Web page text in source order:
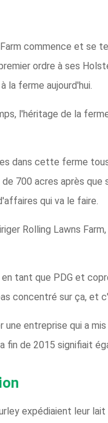
commence et se
ordre à ses
la ferme aujourd'hui.
l'héritage de la
dans cette ferme
700 acres après
qui va le faire.
Rolling Lawns
en tant que PDG et
concentré sur ça, et
entreprise qui a
fin de 2015 signifiait
expédiaient leur